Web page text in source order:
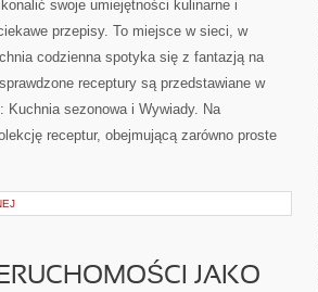
GOTOWANIE
AIRFRYERZE
swoje umiejętności kulinarne i
przepisy. To miejsce w sieci, w
codzienna spotyka się z fantazją na
receptury są przedstawiane w
sezonowa i Wywiady. Na
receptur, obejmującą zarówno proste
JAKO